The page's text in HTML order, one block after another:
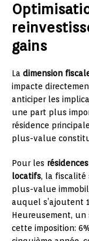
gains
La dimension
impacte
anticiper les
une part plus
résidence
plus-value
Pour les
locatifs, la fiscalité
plus-value
auquel s’ajoutent
Heureusement, un
cette imposition: